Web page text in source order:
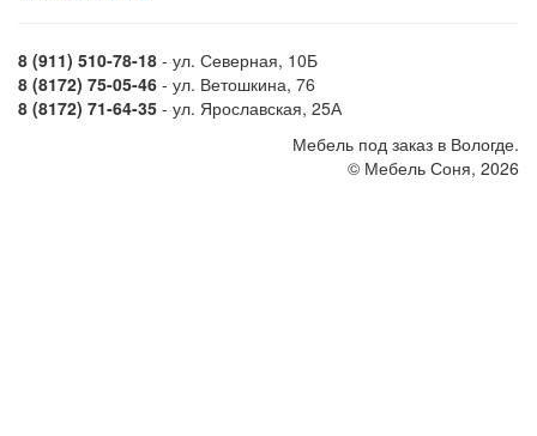
8 (911) 510-78-18 - ул. Северная, 10Б
8 (8172) 75-05-46 - ул. Ветошкина, 76
8 (8172) 71-64-35 - ул. Ярославская, 25А
Мебель под заказ в Вологде.
© Мебель Соня, 2026